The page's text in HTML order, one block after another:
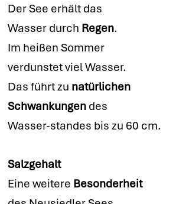
Der See erhält das
Wasser durch Regen.
Im heißen Sommer
verdunstet viel Wasser.
Das führt zu natürlichen
Schwankungen des
Wasser-standes bis zu 60 cm.
Salzgehalt
Eine weitere Besonderheit